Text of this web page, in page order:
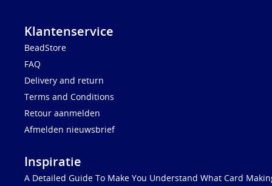
Klantenservice
BeadStore
FAQ
Delivery and return
Terms and Conditions
Retour aanmelden
Afmelden nieuwsbrief
Inspiratie
A Detailed Guide To Make You Understand What Card